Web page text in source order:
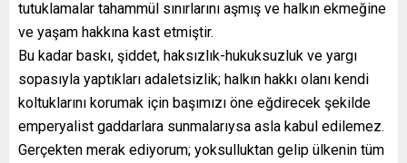
tutuklamalar tahammül sınırlarını aşmış ve halkın ekmeğine
ve yaşam hakkına kast etmiştir.
Bu kadar baskı, şiddet, haksızlık-hukuksuzluk ve yargı
sopasıyla yaptıkları adaletsizlik; halkın hakkı olanı kendi
koltuklarını korumak için başımızı öne eğdirecek şekilde
emperyalist gaddarlara sunmalarıysa asla kabul edilemez.
Gerçekten merak ediyorum; yoksulluktan gelip ülkenin tüm